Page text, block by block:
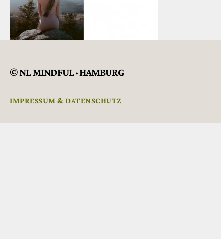
© NL MINDFUL · HAMBURG
IMPRESSUM & DATENSCHUTZ